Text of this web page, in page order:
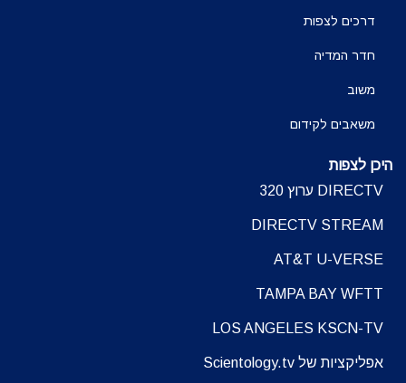
דרכים לצפות
חדר המדיה
משוב
משאבים לקידום
היכן לצפות
DIRECTV ערוץ 320
DIRECTV STREAM
AT&T U-VERSE
TAMPA BAY WFTT
LOS ANGELES KSCN-TV
אפליקציות של Scientology.tv